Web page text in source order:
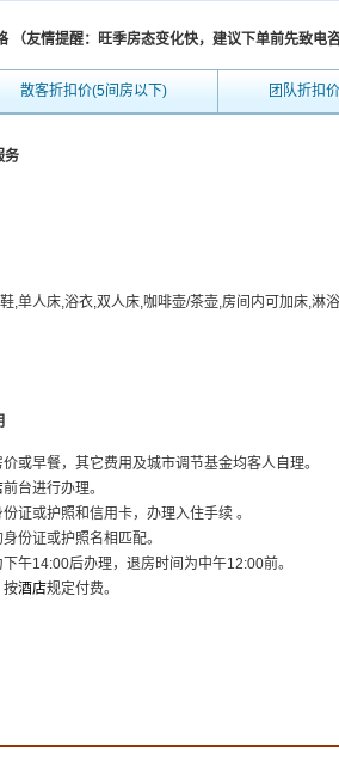
（友情提醒：旺季房态变化快，建议下单前先致电
散客折扣价(5间房以下) 团队折扣
务
,单人床,浴衣,双人床,咖啡壶/茶壶,房间内可加床,淋
或早餐，其它费用及城市调节基金均客人自理。
前台进行办理。
证或护照和信用卡，办理入住手续 。
份证或护照名相匹配。
午14:00后办理，退房时间为中午12:00前。
按酒店规定付费。